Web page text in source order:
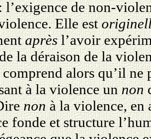
l’exigence de non-
Elle est
aprèsl’avoir
la déraison de la
alors qu’il ne
à la violence unnon
nonà la violence, en
fonde et structure